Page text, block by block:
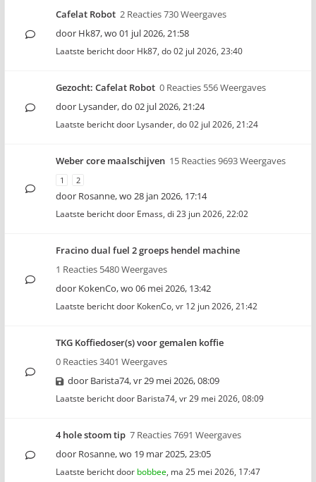
Cafelat Robot 2 Reacties 730 Weergaves
door Hk87,wo 01 jul 2026, 21:58
Laatste bericht door Hk87, do 02 jul 2026, 23:40
Gezocht: Cafelat Robot 0 Reacties 556 Weergaves
door Lysander,do 02 jul 2026, 21:24
Laatste bericht door Lysander, do 02 jul 2026, 21:24
Weber core maalschijven 15 Reacties 9693 Weergaves
1 2
door Rosanne,wo 28 jan 2026, 17:14
Laatste bericht door Emass, di 23 jun 2026, 22:02
Fracino dual fuel 2 groeps hendel machine
1 Reacties 5480 Weergaves
door KokenCo,wo 06 mei 2026, 13:42
Laatste bericht door KokenCo, vr 12 jun 2026, 21:42
TKG Koffiedoser(s) voor gemalen koffie
0 Reacties 3401 Weergaves
door Barista74,vr 29 mei 2026, 08:09
Laatste bericht door Barista74, vr 29 mei 2026, 08:09
4 hole stoom tip 7 Reacties 7691 Weergaves
door Rosanne,wo 19 mar 2025, 23:05
Laatste bericht door bobbee, ma 25 mei 2026, 17:47